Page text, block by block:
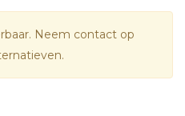
praatplaat, en aan het
Neem contact op